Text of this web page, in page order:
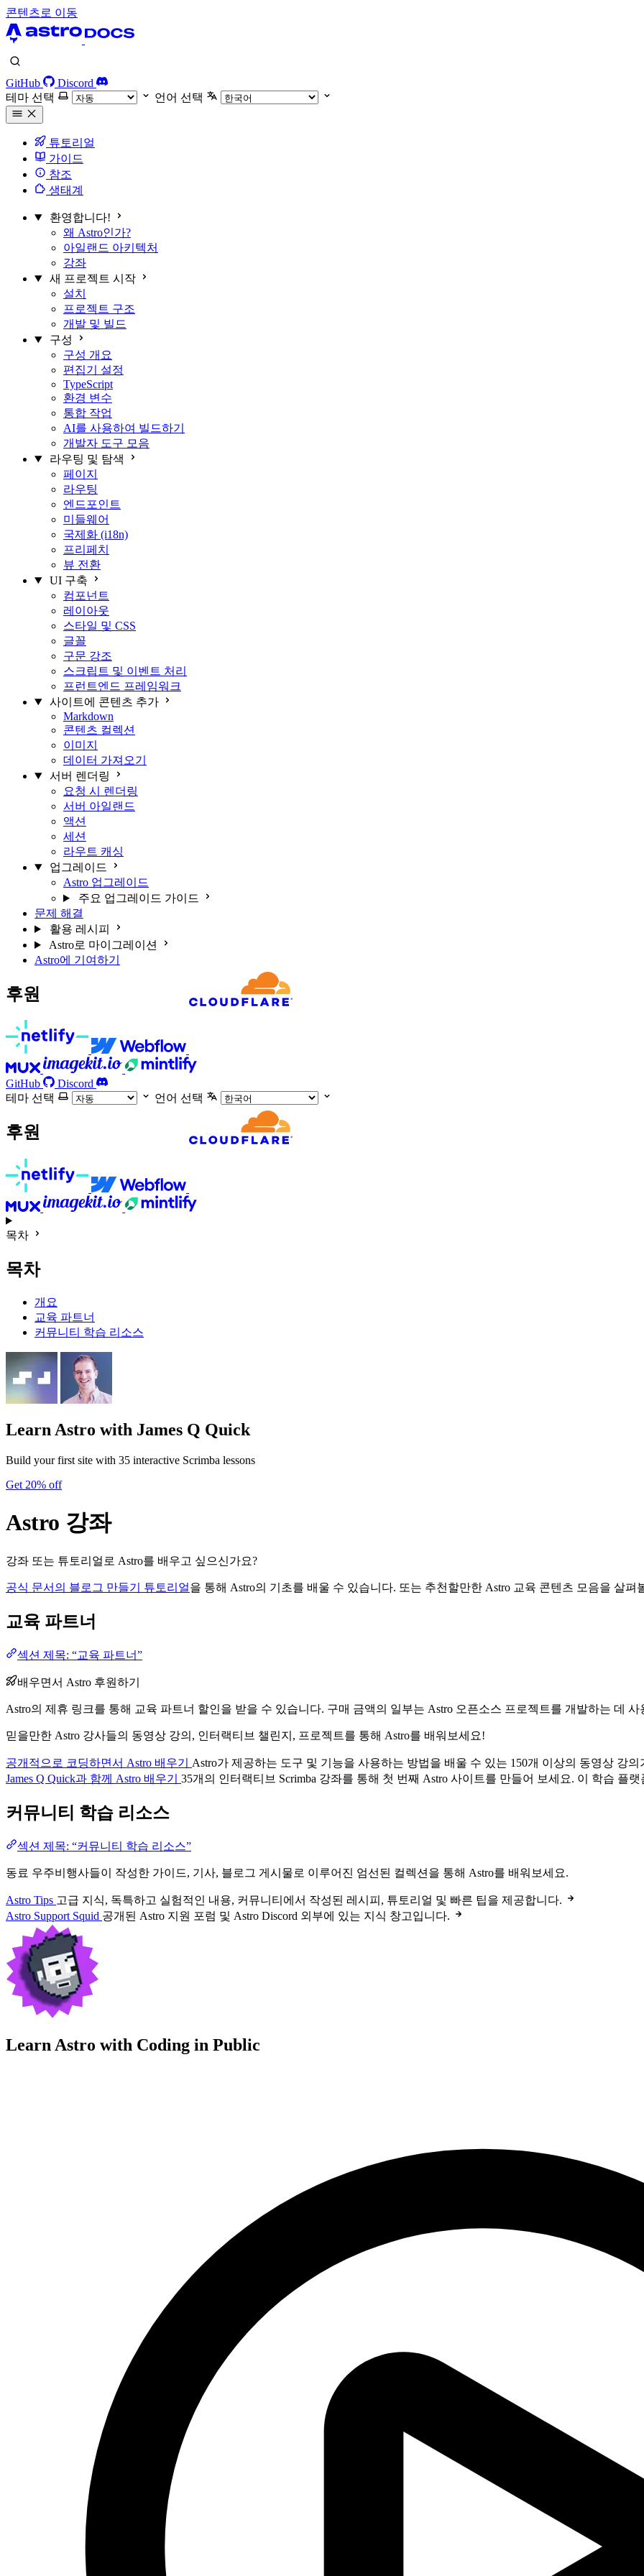
콘텐츠로 이동
GitHub
Discord
테마 선택
언어 선택
튜토리얼
가이드
참조
생태계
환영합니다!
왜 Astro인가?
아일랜드 아키텍처
강좌
새 프로젝트 시작
설치
프로젝트 구조
개발 및 빌드
구성
구성 개요
편집기 설정
TypeScript
환경 변수
통합 작업
AI를 사용하여 빌드하기
개발자 도구 모음
라우팅 및 탐색
페이지
라우팅
엔드포인트
미들웨어
국제화 (i18n)
프리페치
뷰 전환
UI 구축
컴포넌트
레이아웃
스타일 및 CSS
글꼴
구문 강조
스크립트 및 이벤트 처리
프런트엔드 프레임워크
사이트에 콘텐츠 추가
Markdown
콘텐츠 컬렉션
이미지
데이터 가져오기
서버 렌더링
요청 시 렌더링
서버 아일랜드
액션
세션
라우트 캐싱
업그레이드
Astro 업그레이드
주요 업그레이드 가이드
문제 해결
활용 레시피
Astro로 마이그레이션
Astro에 기여하기
후원
GitHub
Discord
테마 선택
언어 선택
후원
목차
목차
개요
교육 파트너
커뮤니티 학습 리소스
Learn Astro with James Q Quick
Build your first site with 35 interactive Scrimba lessons
Get 20% off
Astro 강좌
강좌 또는 튜토리얼로 Astro를 배우고 싶으신가요?
공식 문서의 블로그 만들기 튜토리얼을 통해 Astro의 기초를 배울 수 있습니다. 또는 추천할만한 Astro 교육 콘텐츠 모음을 살펴
교육 파트너
섹션 제목: “교육 파트너”
배우면서 Astro 후원하기
Astro의 제휴 링크를 통해 교육 파트너 할인을 받을 수 있습니다. 구매 금액의 일부는 Astro 오픈소스 프로젝트를 개발하는 데 사
믿을만한 Astro 강사들의 동영상 강의, 인터랙티브 챌린지, 프로젝트를 통해 Astro를 배워보세요!
공개적으로 코딩하면서 Astro 배우기
Astro가 제공하는 도구 및 기능을 사용하는 방법을 배울 수 있는 150개 이상의 동영상 강
James Q Quick과 함께 Astro 배우기
35개의 인터랙티브 Scrimba 강좌를 통해 첫 번째 Astro 사이트를 만들어 보세요. 이 학습 플
커뮤니티 학습 리소스
섹션 제목: “커뮤니티 학습 리소스”
동료 우주비행사들이 작성한 가이드, 기사, 블로그 게시물로 이루어진 엄선된 컬렉션을 통해 Astro를 배워보세요.
Astro Tips 고급 지식, 독특하고 실험적인 내용, 커뮤니티에서 작성된 레시피, 튜토리얼 및 빠른 팁을 제공합니다.
Astro Support Squid 공개된 Astro 지원 포럼 및 Astro Discord 외부에 있는 지식 창고입니다.
Learn Astro with Coding in Public